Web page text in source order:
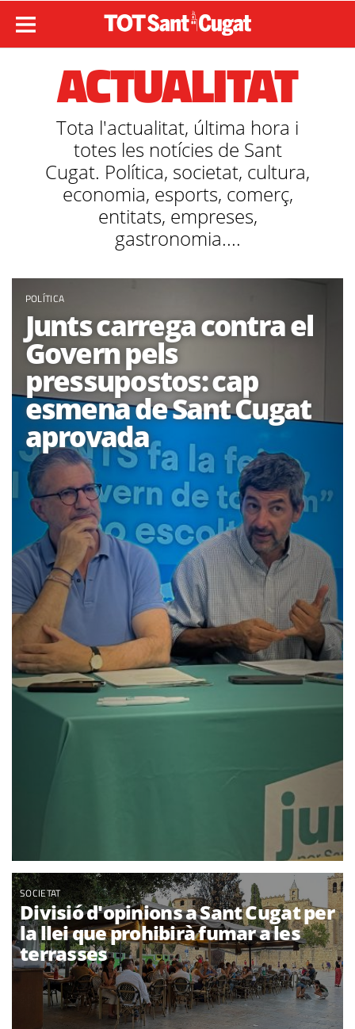
ACTUALITAT
Tota l'actualitat, última hora i
totes les notícies de Sant
Cugat. Política, societat, cultura,
economia, esports, comerç,
entitats, empreses,
gastronomia....
POLÍTICA
Junts carrega contra el
Govern pels
pressupostos: cap
esmena de Sant Cugat
aprovada
SOCIETAT
Divisió d'opinions a Sant Cugat per
la llei que prohibirà fumar a les
terrasses